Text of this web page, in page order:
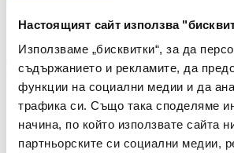
Настоящият сайт използва
Използваме „бисквитки“, за да
съдържанието и рекламите, да
функции на социални медии и да
трафика си. Също така споделяме
начина, по който използвате сайта
партньорските си социални медии,
NIKE
Текуща цена:
24,49 €/47,90 BGN
Regular price:
34,99 €( -30%) Regular price
NIKE
Mbappe
Текуща
26,84 € /
35,79 €
Regular
35,79 €(-25%